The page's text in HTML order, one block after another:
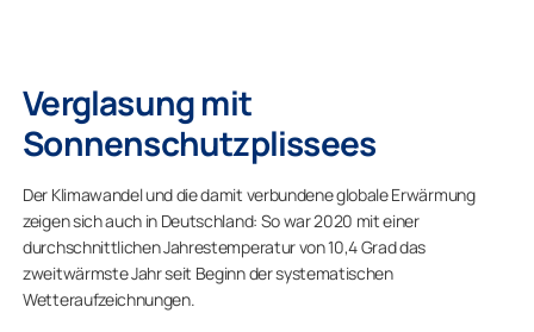
Verglasung mit
Sonnenschutzplissees
Der Klimawandel und die damit verbundene globale Erwärmung
zeigen sich auch in Deutschland: So war 2020 mit einer
durchschnittlichen Jahrestemperatur von 10,4 Grad das
zweitwärmste Jahr seit Beginn der systematischen
Wetteraufzeichnungen.